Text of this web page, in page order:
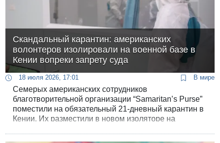
Скандальный карантин: американских
волонтеров изолировали на военной базе в
Кении вопреки запрету суда
18 июля 2026, 17:01 В мире
Семерых американских сотрудников
благотворительной организации “Samaritan’s Purse”
поместили на обязательный 21-дневный карантин в
Кении. Их разместили в новом изоляторе на